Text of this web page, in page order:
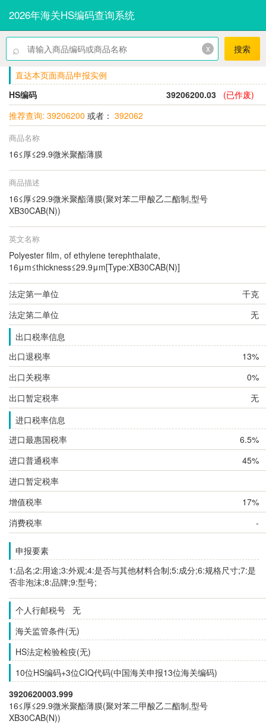
2026年海关HS编码查询系统
⌕ x 搜索
直达本页面商品申报实例
HS编码
39206200.03
(已作废)
推荐查询: 39206200 或者： 392062
商品名称
16≤厚≤29.9微米聚酯薄膜
商品描述
16≤厚≤29.9微米聚酯薄膜(聚对苯二甲酸乙二酯制,型号
XB30CAB(N))
英文名称
Polyester film, of ethylene terephthalate,
16μm≤thickness≤29.9μm[Type:XB30CAB(N)]
法定第一单位
千克
法定第二单位
无
出口税率信息
出口退税率
13%
出口关税率
0%
出口暂定税率
无
进口税率信息
进口最惠国税率
6.5%
进口普通税率
45%
进口暂定税率
增值税率
17%
消费税率
-
申报要素
1:品名;2:用途;3:外观;4:是否与其他材料合制;5:成分;6:规格尺寸;7:是
否非泡沫;8:品牌;9:型号;
个人行邮税号 无
海关监管条件(无)
HS法定检验检疫(无)
10位HS编码+3位CIQ代码(中国海关申报13位海关编码)
3920620003.999
16≤厚≤29.9微米聚酯薄膜(聚对苯二甲酸乙二酯制,型号
XB30CAB(N))